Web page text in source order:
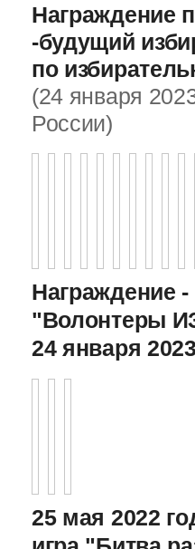
Награждение
-будущий
по
(24 января
России)
Награждение -
"Волонтеры
24 января
25 мая 2022